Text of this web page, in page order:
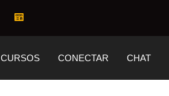
CURSOS CONECTAR CHAT